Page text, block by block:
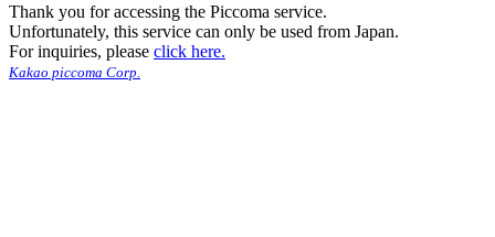
Thank you for accessing the Piccoma service.
Unfortunately, this service can only be used from Japan.
For inquiries, please click here.
Kakao piccoma Corp.